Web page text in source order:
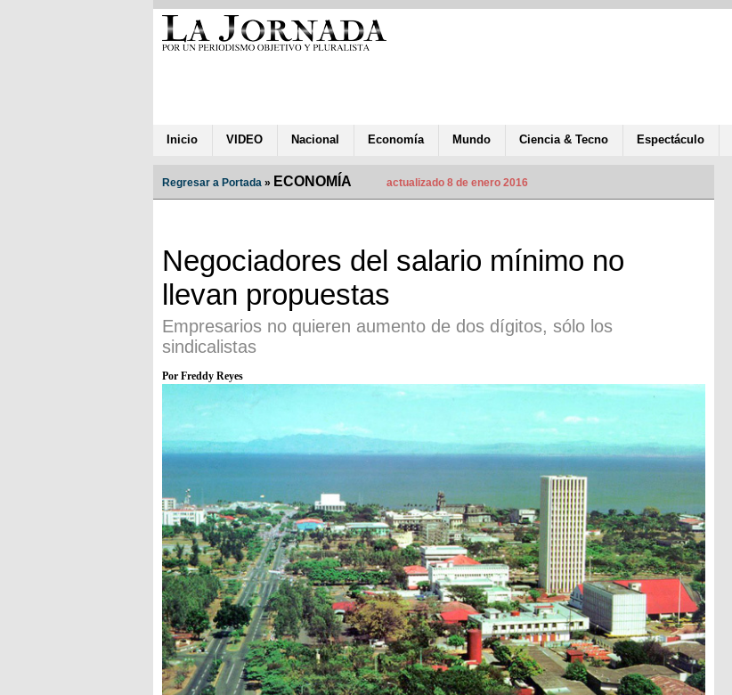
Inicio VIDEO Nacional Economía Mundo Ciencia & Tecno Espectáculo
Regresar a Portada » ECONOMÍA actualizado 8 de enero 2016
Negociadores del salario mínimo no
llevan propuestas
Empresarios no quieren aumento de dos dígitos, sólo los
sindicalistas
Por Freddy Reyes